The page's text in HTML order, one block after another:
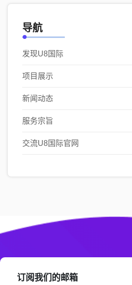
导航
发现U8国际
项目展示
新闻动态
服务宗旨
交流U8国际官网
订阅我们的邮箱